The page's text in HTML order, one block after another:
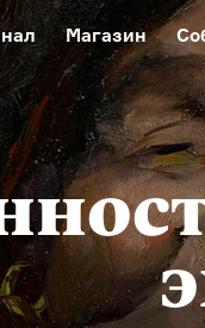
Магазин
музей Новая
культуры
искусство XX века